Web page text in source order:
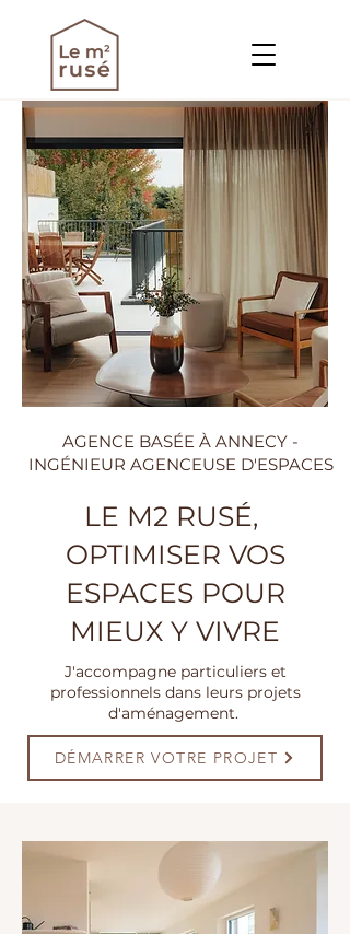
AGENCE BASÉE À ANNECY -
INGÉNIEUR AGENCEUSE D'ESPACES
LE M2 RUSÉ,
OPTIMISER VOS
ESPACES POUR
MIEUX Y VIVRE
J'accompagne particuliers et
professionnels dans leurs projets
d'aménagement.
DÉMARRER VOTRE PROJET